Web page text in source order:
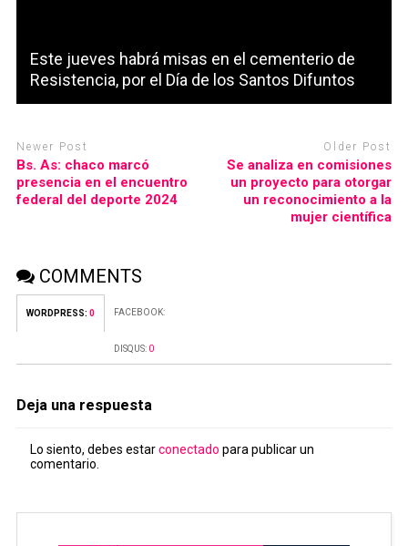
Este jueves habrá misas en el cementerio de
Resistencia, por el Día de los Santos Difuntos
Newer Post
Bs. As: chaco marcó
presencia en el encuentro
federal del deporte 2024
Older Post
Se analiza en comisiones
un proyecto para otorgar
un reconocimiento a la
mujer científica
COMMENTS
WORDPRESS: 0 FACEBOOK:
DISQUS: 0
Deja una respuesta
Lo siento, debes estarconectado para publicar un
comentario.